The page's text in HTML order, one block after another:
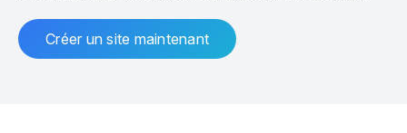
Créer un site maintenant